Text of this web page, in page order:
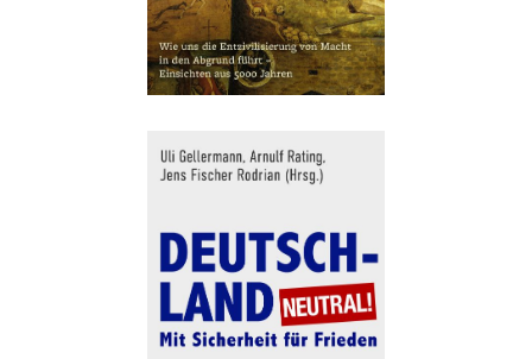
eBook: 12,99 €